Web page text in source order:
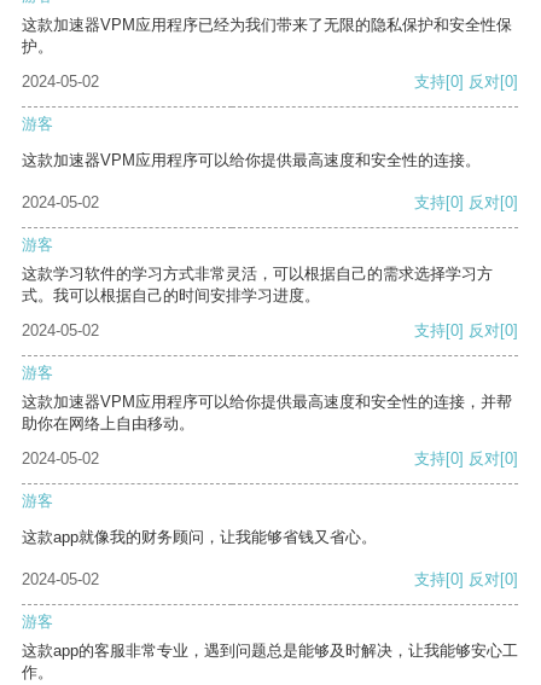
这款加速器VPM应用程序已经为我们带来了无限的隐私保护和安全性保
护。
2024-05-02
支持[0] 反对[0]
游客
这款加速器VPM应用程序可以给你提供最高速度和安全性的连接。
2024-05-02 支持[0] 反对[0]
游客
这款学习软件的学习方式非常灵活，可以根据自己的需求选择学习方
式。我可以根据自己的时间安排学习进度。
2024-05-02
支持[0] 反对[0]
游客
这款加速器VPM应用程序可以给你提供最高速度和安全性的连接，并帮
助你在网络上自由移动。
2024-05-02
支持[0] 反对[0]
游客
这款app就像我的财务顾问，让我能够省钱又省心。
2024-05-02 支持[0] 反对[0]
游客
这款app的客服非常专业，遇到问题总是能够及时解决，让我能够安心工
作。